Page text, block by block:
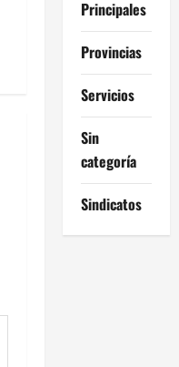
Principales
Provincias
Servicios
Sin
categoría
Sindicatos